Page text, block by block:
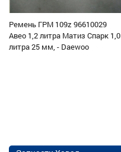
Ремень ГРМ 109z 96610029
Авео 1,2 литра Матиз Спарк 1,0
литра 25 мм, - Daewoo